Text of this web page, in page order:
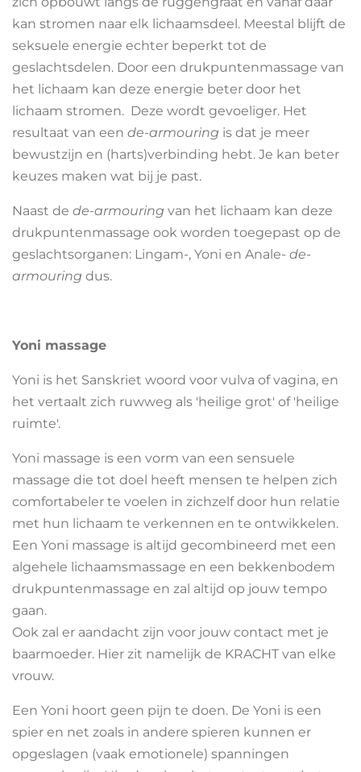
kan stromen naar elk lichaamsdeel. Meestal blijft de
seksuele energie echter beperkt tot de
geslachtsdelen. Door een drukpuntenmassage van
het lichaam kan deze energie beter door het
lichaam stromen. Deze wordt gevoeliger. Het
resultaat van een de-armouring is dat je meer
bewustzijn en (harts)verbinding hebt. Je kan beter
keuzes maken wat bij je past.
Naast de de-armouring van het lichaam kan deze
drukpuntenmassage ook worden toegepast op de
geslachtsorganen: Lingam-, Yoni en Anale- de-
armouring dus.
Yoni massage
Yoni is het Sanskriet woord voor vulva of vagina, en
het vertaalt zich ruwweg als 'heilige grot' of 'heilige
ruimte'.
Yoni massage is een vorm van een sensuele
massage die tot doel heeft mensen te helpen zich
comfortabeler te voelen in zichzelf door hun relatie
met hun lichaam te verkennen en te ontwikkelen.
Een Yoni massage is altijd gecombineerd met een
algehele lichaamsmassage en een bekkenbodem
drukpuntenmassage en zal altijd op jouw tempo
gaan.
Ook zal er aandacht zijn voor jouw contact met je
baarmoeder. Hier zit namelijk de KRACHT van elke
vrouw.
Een Yoni hoort geen pijn te doen. De Yoni is een
spier en net zoals in andere spieren kunnen er
opgeslagen (vaak emotionele) spanningen